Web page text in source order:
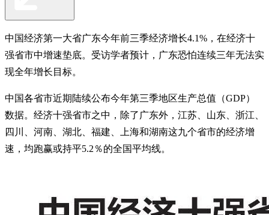
中国经济第一大省广东今年前三季经济增长4.1%，在经济十
强省市中增速垫底。受访学者预计，广东恐怕连续三年无法实
现全年增长目标。
中国各省市近期陆续公布今年第三季地区生产总值（GDP）
数据。经济十强省市之中，除了广东外，江苏、山东、浙江、
四川、河南、湖北、福建、上海和湖南这九个省市的经济增
速，均跑赢或持平5.2％的全国平均线。